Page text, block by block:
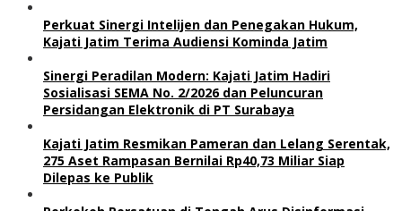
Perkuat Sinergi Intelijen dan Penegakan Hukum,
Kajati Jatim Terima Audiensi Kominda Jatim
Sinergi Peradilan Modern: Kajati Jatim Hadiri
Sosialisasi SEMA No. 2/2026 dan Peluncuran
Persidangan Elektronik di PT Surabaya
Kajati Jatim Resmikan Pameran dan Lelang Serentak,
275 Aset Rampasan Bernilai Rp40,73 Miliar Siap
Dilepas ke Publik